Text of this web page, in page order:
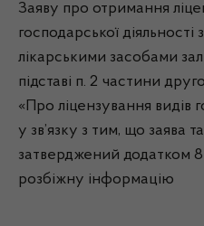
Заяву про отримання
господарської діяльності
лікарськими засобами
підставі п. 2 частини
«Про ліцензування видів
у зв’язку з тим, що заява
затверджений додатком 8
розбіжну інформацію